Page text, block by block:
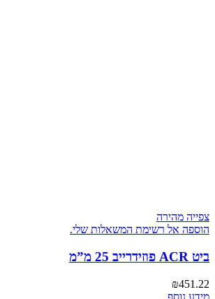
צפייה מהירה
הוספה אל רשימת המשאלות שלי.
ביט ACR פוזידרייב 25 מ”מ
₪451.22
מידע נוסף